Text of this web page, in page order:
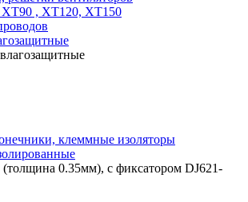
, XT120, XT150
клеммные изоляторы
(толщина 0.35мм), с фиксатором DJ621-